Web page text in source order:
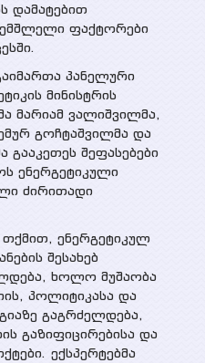
დამატებით
ფაქტორები
პანელური
მინისტრის
მარიამ ვალიშვილმა,
გოჩტაშვილმა და
გააკეთეს შეფასებები
ენერგეტიკული
ძირითადი
ენერგეტიკულ
შესახებ
ხოლო მუშაობა
პოლიტიკასა და
გაგრძელდება,
გაზიფიცირებისა და
ექსპერტებმა